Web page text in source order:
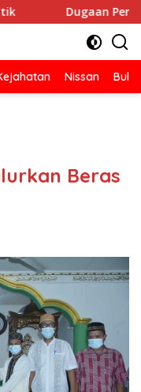
Penyerangan
Nissan
Beras